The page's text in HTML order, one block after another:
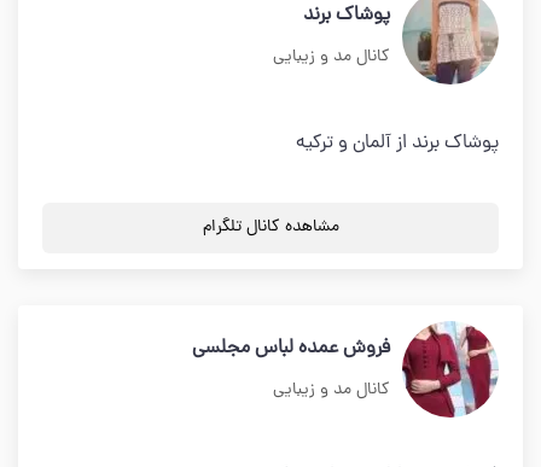
پوشاک برند
کانال مد و زیبایی
پوشاک برند از آلمان و ترکیه
مشاهده کانال تلگرام
فروش عمده لباس مجلسی
کانال مد و زیبایی